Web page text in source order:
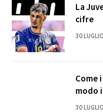
La
cifre
30
Come
modo
30